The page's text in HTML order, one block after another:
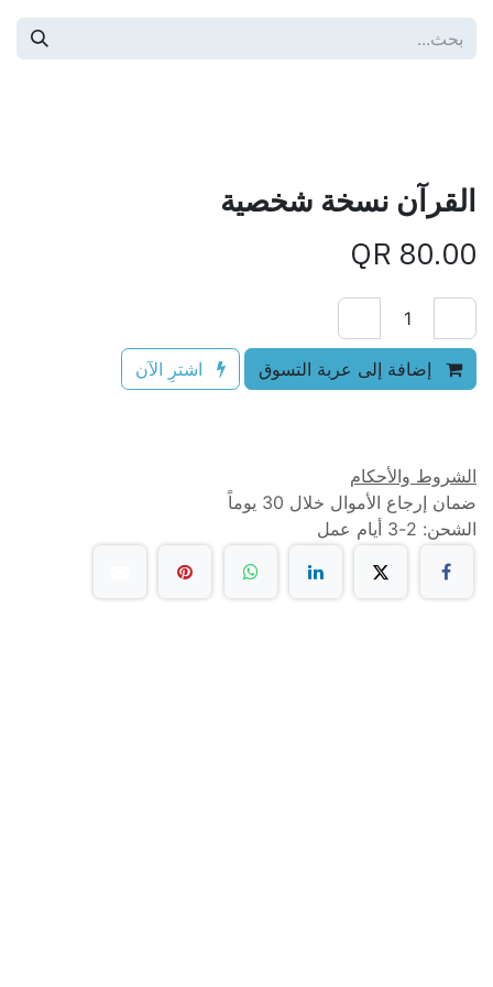
تخطي للذهاب إلى المحتوى
القرآن نسخة شخصية
80.00
إضافة إلى عربة التسوق اشترِ الآن
الشروط والأحكام
ضمان إرجاع الأموال خلال 30 يوماً
الشحن: 2-3 أيام عمل